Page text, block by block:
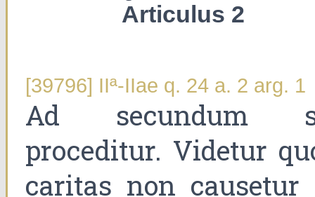
Articulus 2
[39796] IIª-IIae q. 24 a. 2 arg. 1
Ad secundum
proceditur. Videtur
caritas non causetur